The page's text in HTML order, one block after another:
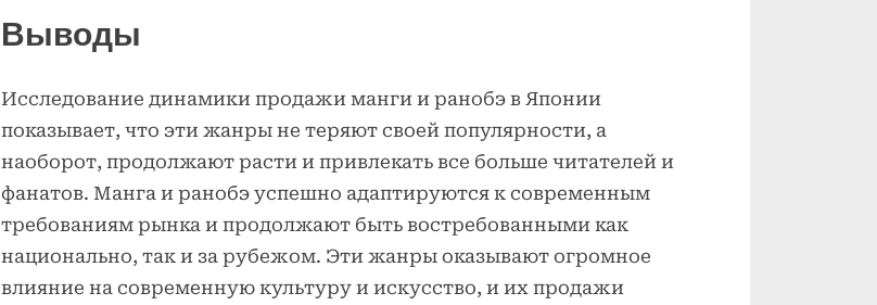
Выводы
Исследование динамики продажи манги и ранобэ в Японии
показывает, что эти жанры не теряют своей популярности, а
наоборот, продолжают расти и привлекать все больше читателей и
фанатов. Манга и ранобэ успешно адаптируются к современным
требованиям рынка и продолжают быть востребованными как
национально, так и за рубежом. Эти жанры оказывают огромное
влияние на современную культуру и искусство, и их продажи